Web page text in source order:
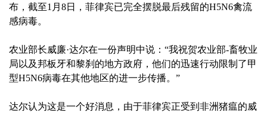
布，截至1月8日，菲律宾已完全摆脱最后残留的H5N6禽流
感病毒。
农业部长威廉·达尔在一份声明中说：“我祝贺农业部-畜牧业
局以及邦板牙和黎刹的地方政府，他们的迅速行动限制了甲
型H5N6病毒在其他地区的进一步传播。”
达尔认为这是一个好消息，由于菲律宾正受到非洲猪瘟的威